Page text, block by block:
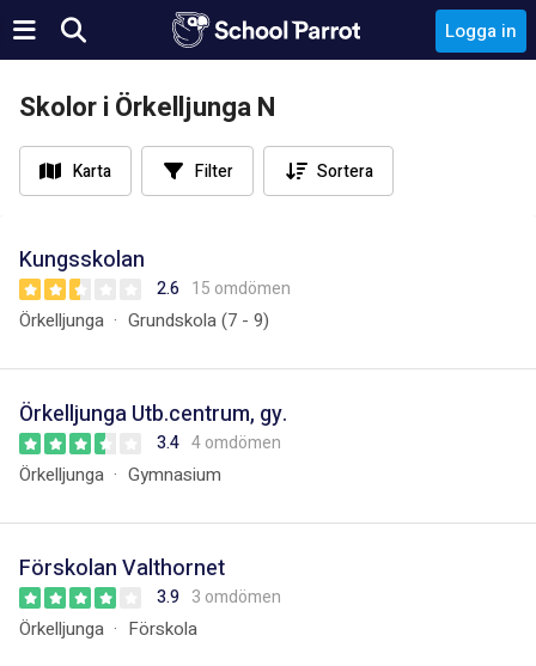
Logga in
Skolor i Örkelljunga N
Karta Filter Sortera
Kungsskolan
2.6 15 omdömen
Örkelljunga Grundskola (7 - 9)
Örkelljunga Utb.centrum, gy.
3.4 4 omdömen
Örkelljunga Gymnasium
Förskolan Valthornet
3.9 3 omdömen
Örkelljunga Förskola